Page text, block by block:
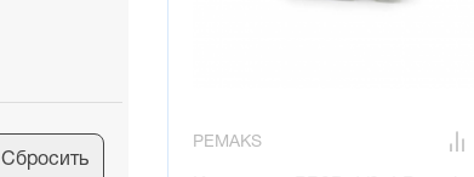
Сбросить
PEMAKS